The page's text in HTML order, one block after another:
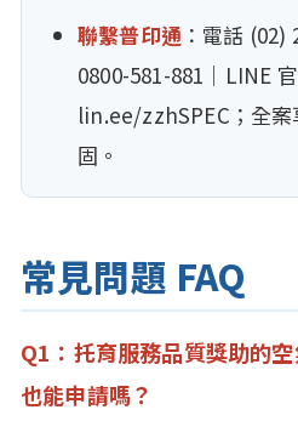
聯繫普印通 ：電話 (02)
0800-581-881｜LINE
lin.ee/zzhSPEC；全案
固。
常見問題 FAQ
Q1：托育服務品質獎助的
也能申請嗎？